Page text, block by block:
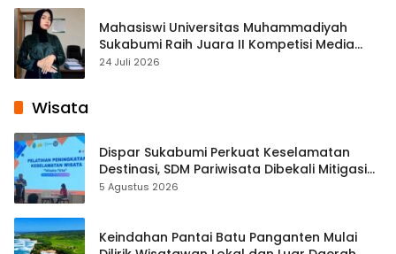
Mahasiswi Universitas Muhammadiyah
Sukabumi Raih Juara II Kompetisi Media
Pembelajaran Digital Tingkat Internasional
24 Juli 2026
Wisata
Dispar Sukabumi Perkuat Keselamatan
Destinasi, SDM Pariwisata Dibekali Mitigasi
hingga Teknik Evakuasi
5 Agustus 2026
Keindahan Pantai Batu Panganten Mulai